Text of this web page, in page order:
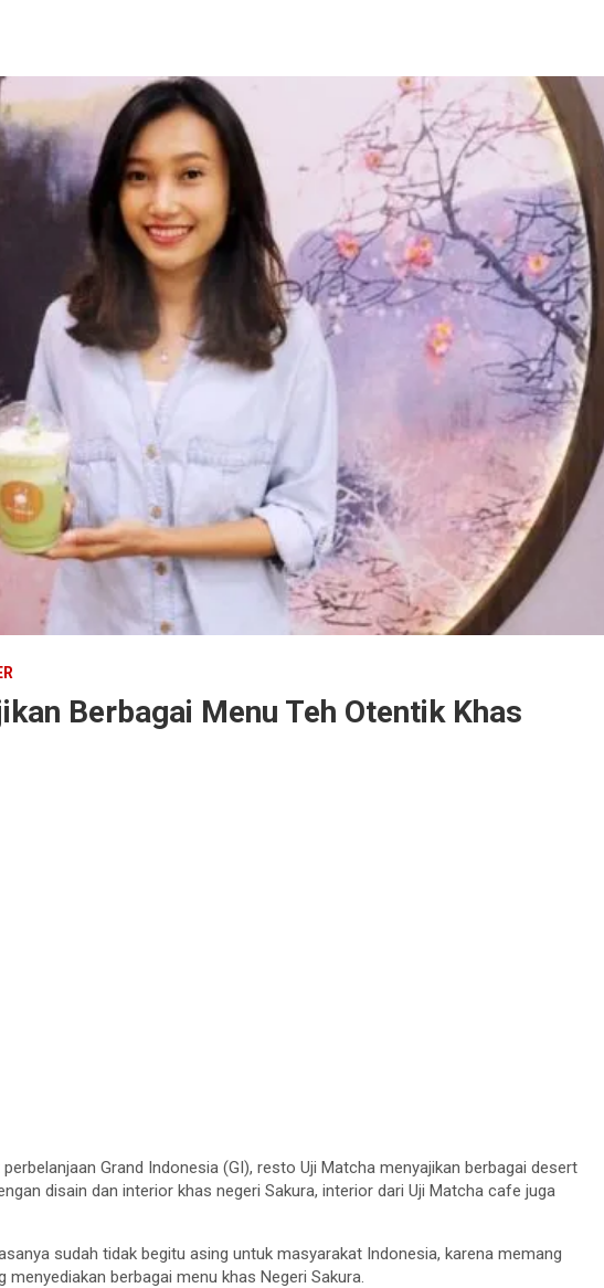
Berbagai Menu Teh Otentik Khas
Grand Indonesia (GI), resto Uji Matcha menyajikan berbagai desert
disain dan interior khas negeri Sakura, interior dari Uji Matcha cafe juga
sudah tidak begitu asing untuk masyarakat Indonesia, karena memang
berbagai menu khas Negeri Sakura.